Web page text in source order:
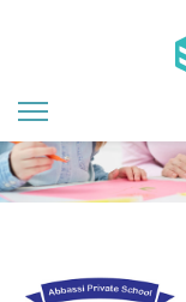
principal